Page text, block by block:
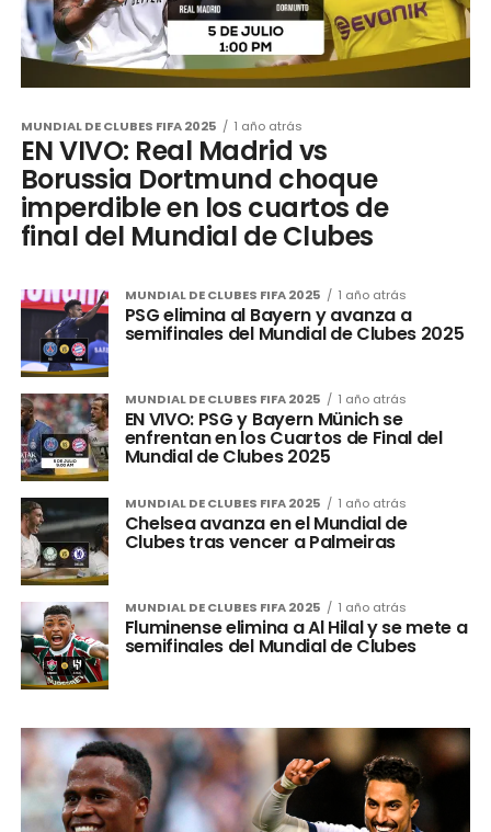
MUNDIAL DE CLUBES FIFA 2025 1 año atrás
EN VIVO: Real Madrid vs
Borussia Dortmund choque
imperdible en los cuartos de
final del Mundial de Clubes
MUNDIAL DE CLUBES FIFA 2025 1 año atrás
PSG elimina al Bayern y avanza a
semifinales del Mundial de Clubes 2025
MUNDIAL DE CLUBES FIFA 2025 1 año atrás
EN VIVO: PSG y Bayern Münich se
enfrentan en los Cuartos de Final del
Mundial de Clubes 2025
MUNDIAL DE CLUBES FIFA 2025 1 año atrás
Chelsea avanza en el Mundial de
Clubes tras vencer a Palmeiras
MUNDIAL DE CLUBES FIFA 2025 1 año atrás
Fluminense elimina a Al Hilal y se mete a
semifinales del Mundial de Clubes